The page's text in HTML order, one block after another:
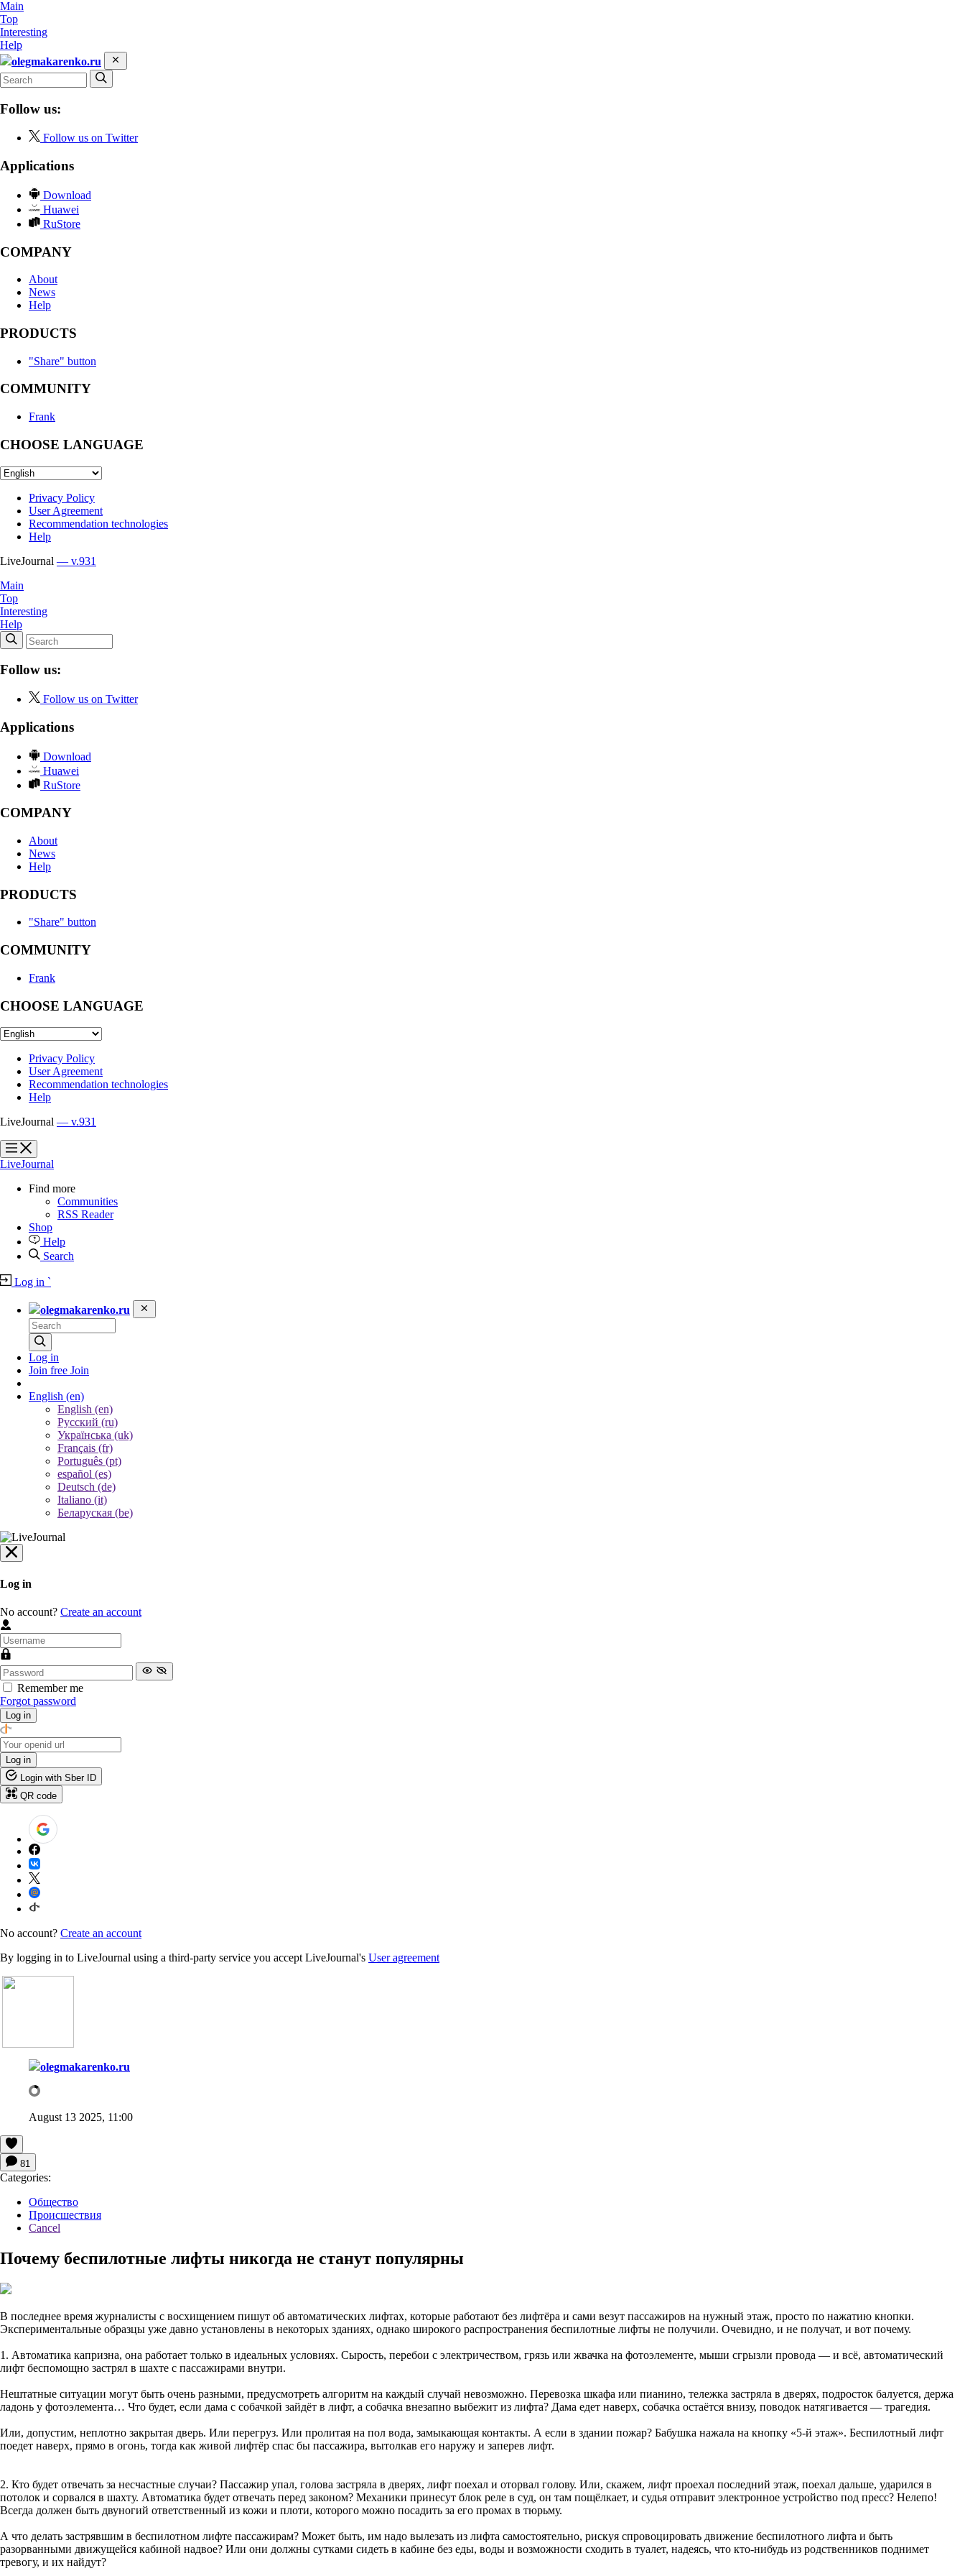
Main
Top
Interesting
Help
olegmakarenko.ru
Follow us:
Follow us on Twitter
Applications
Download
Huawei
RuStore
COMPANY
About
News
Help
PRODUCTS
"Share" button
COMMUNITY
Frank
CHOOSE LANGUAGE
Privacy Policy
User Agreement
Recommendation technologies
Help
LiveJournal — v.931
Main
Top
Interesting
Help
Follow us:
Follow us on Twitter
Applications
Download
Huawei
RuStore
COMPANY
About
News
Help
PRODUCTS
"Share" button
COMMUNITY
Frank
CHOOSE LANGUAGE
Privacy Policy
User Agreement
Recommendation technologies
Help
LiveJournal — v.931
?
?
LiveJournal
Find more
Communities
RSS Reader
Shop
Help
Search
Log in `
olegmakarenko.ru
Log in
Join free Join
English (en)
English (en)
Русский (ru)
Українська (uk)
Français (fr)
Português (pt)
español (es)
Deutsch (de)
Italiano (it)
Беларуская (be)
Log in
No account? Create an account
Remember me
Forgot password
Log in
Log in
Login with Sber ID
QR code
No account? Create an account
By logging in to LiveJournal using a third-party service you accept LiveJournal's User agreement
olegmakarenko.ru
August 13 2025, 11:00
81
Categories:
Общество
Происшествия
Cancel
Почему беспилотные лифты никогда не станут популярны
В последнее время журналисты с восхищением пишут об автоматических лифтах, которые работают без лифтёра и сами везут пассажиров на нужный этаж, просто по нажатию кнопки.
Экспериментальные образцы уже давно установлены в некоторых зданиях, однако широкого распространения беспилотные лифты не получили. Очевидно, и не получат, и вот почему.
1. Автоматика капризна, она работает только в идеальных условиях. Сырость, перебои с электричеством, грязь или жвачка на фотоэлементе, мыши сгрызли провода — и всё, автоматический
лифт беспомощно застрял в шахте с пассажирами внутри.
Нештатные ситуации могут быть очень разными, предусмотреть алгоритм на каждый случай невозможно. Перевозка шкафа или пианино, тележка застряла в дверях, подросток балуется, держа
ладонь у фотоэлемента… Что будет, если дама с собачкой зайдёт в лифт, а собачка внезапно выбежит из лифта? Дама едет наверх, собачка остаётся внизу, поводок натягивается — трагедия.
Или, допустим, неплотно закрытая дверь. Или перегруз. Или пролитая на пол вода, замыкающая контакты. А если в здании пожар? Бабушка нажала на кнопку «5-й этаж». Беспилотный лифт
поедет наверх, прямо в огонь, тогда как живой лифтёр спас бы пассажира, вытолкав его наружу и заперев лифт.
2. Кто будет отвечать за несчастные случаи? Пассажир упал, голова застряла в дверях, лифт поехал и оторвал голову. Или, скажем, лифт проехал последний этаж, поехал дальше, ударился в
потолок и сорвался в шахту. Автоматика будет отвечать перед законом? Механики принесут блок реле в суд, он там пощёлкает, и судья отправит электронное устройство под пресс? Нелепо!
Всегда должен быть двуногий ответственный из кожи и плоти, которого можно посадить за его промах в тюрьму.
А что делать застрявшим в беспилотном лифте пассажирам? Может быть, им надо вылезать из лифта самостоятельно, рискуя спровоцировать движение беспилотного лифта и быть
разорванными движущейся кабиной надвое? Или они должны сутками сидеть в кабине без еды, воды и возможности сходить в туалет, надеясь, что кто-нибудь из родственников поднимет
тревогу, и их найдут?